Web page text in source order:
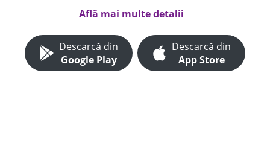
Află mai multe detalii
Descarcă din
Google Play
Descarcă din
App Store